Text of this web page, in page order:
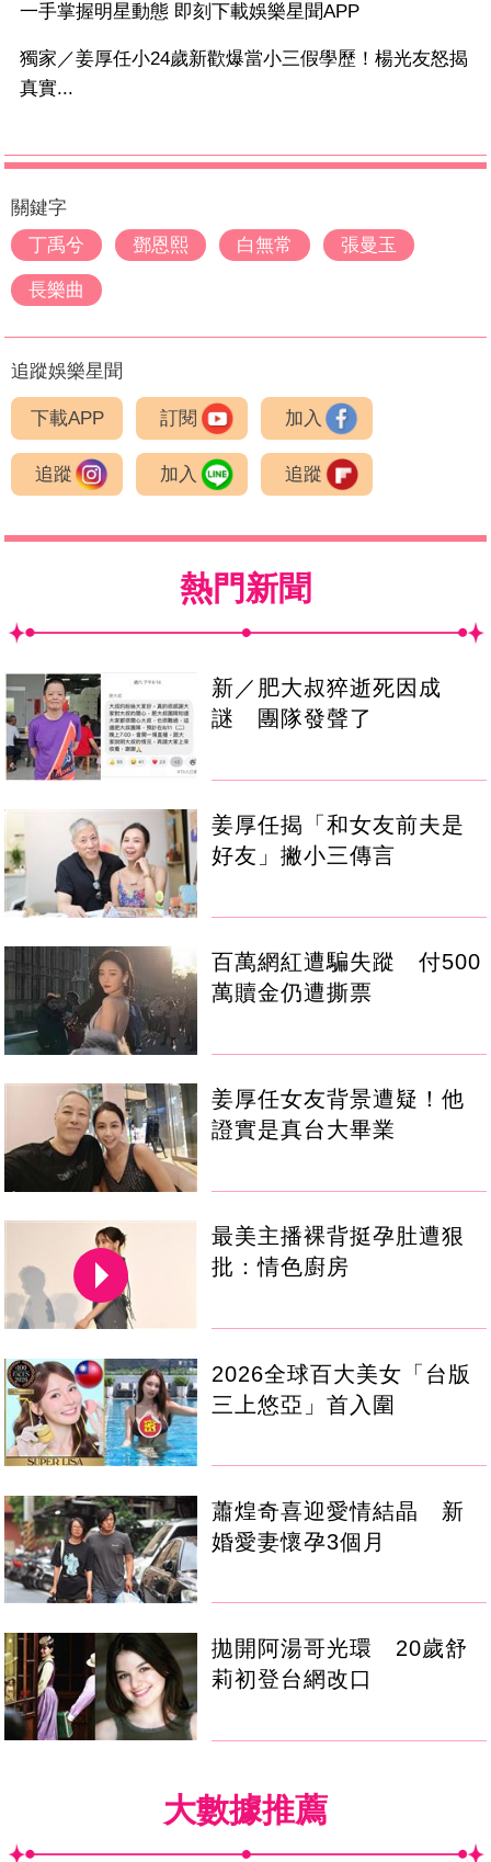
一手掌握明星動態 即刻下載娛樂星聞APP
獨家／姜厚任小24歲新歡爆當小三假學歷！楊光友怒揭
真實...
關鍵字
丁禹兮
鄧恩熙 白無常 張曼玉
長樂曲
追蹤娛樂星聞
下載APP 訂閱 加入
追蹤 加入 追蹤
熱門新聞
新／肥大叔猝逝死因成
謎 團隊發聲了
姜厚任揭「和女友前夫是
好友」撇小三傳言
百萬網紅遭騙失蹤 付500
萬贖金仍遭撕票
姜厚任女友背景遭疑！他
證實是真台大畢業
最美主播裸背挺孕肚遭狠
批：情色廚房
2026全球百大美女「台版
三上悠亞」首入圍
蕭煌奇喜迎愛情結晶 新
婚愛妻懷孕3個月
拋開阿湯哥光環 20歲舒
莉初登台網改口
大數據推薦